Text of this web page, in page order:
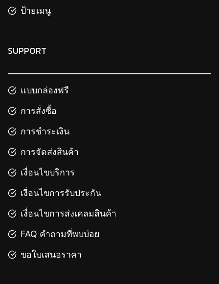
ป้ายเมนู
SUPPORT
แบบกล่องฟรี
การสั่งซื้อ
การชำระเงิน
การจัดส่งสินค้า
เงื่อนไขบริการ
เงื่อนไขการรับประกัน
เงื่อนไขการส่งเคลมสินค้า
FAQ คำถามที่พบบ่อย
ขอใบเสนอราคา